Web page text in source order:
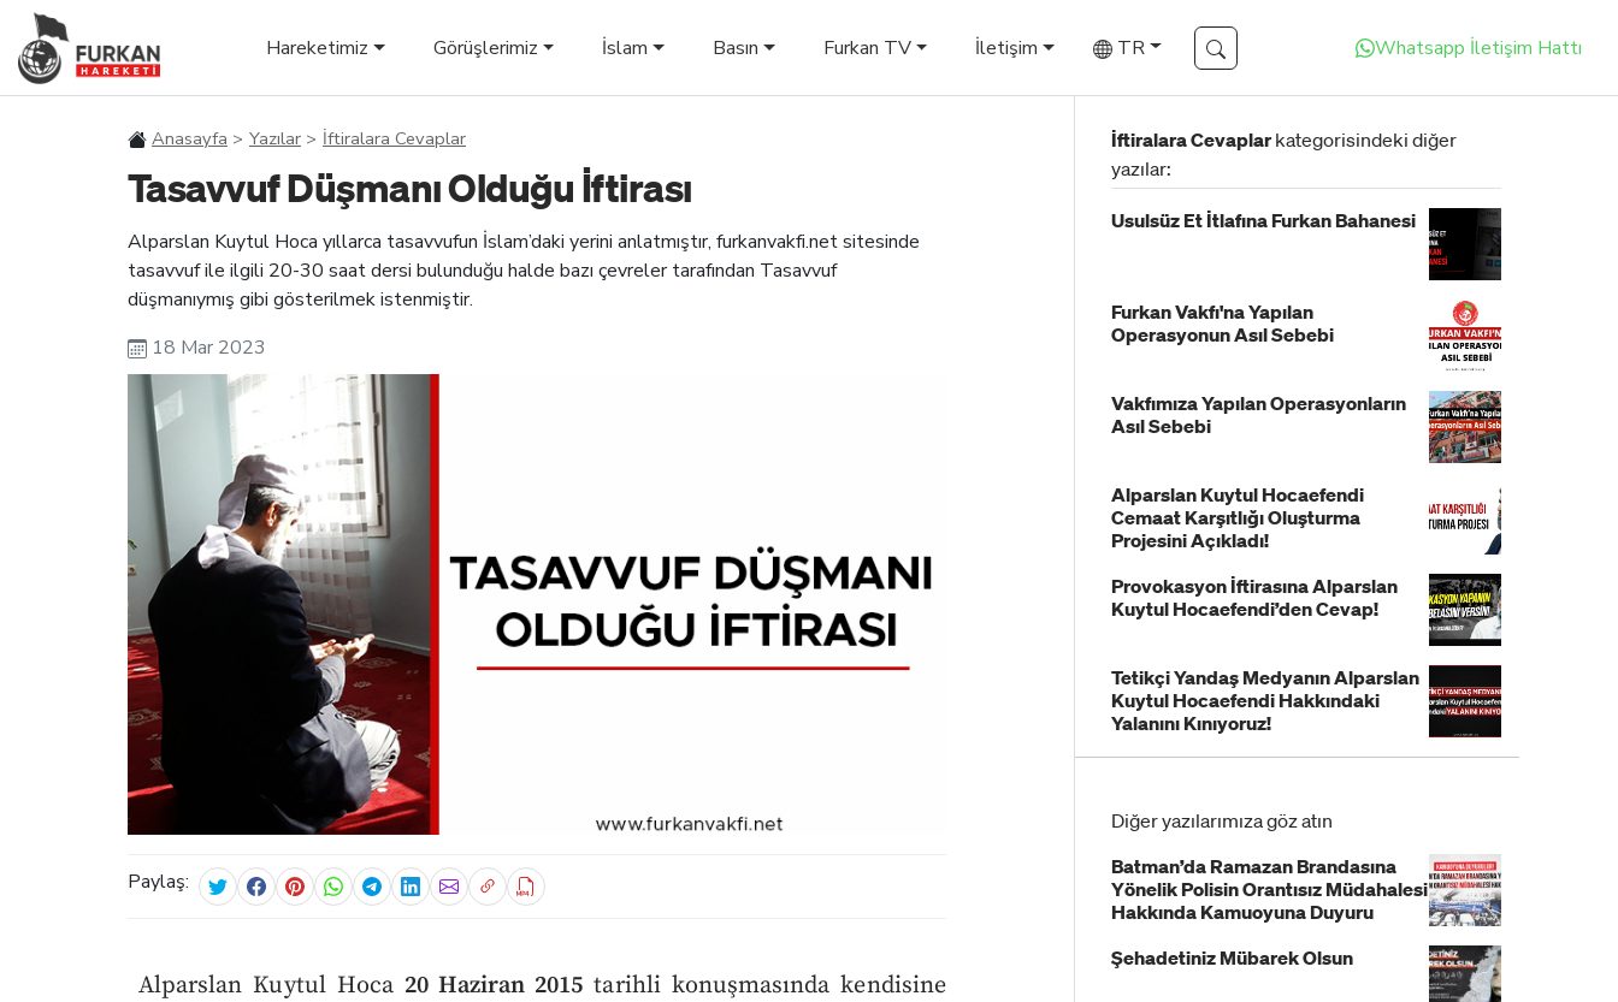
Hareketimiz Görüşlerimiz İslam Basın Furkan TV İletişim TR Whatsapp İletişim Hattı
Anasayfa Yazılar İftiralara Cevaplar
Tasavvuf Düşmanı Olduğu İftirası
Alparslan Kuytul Hoca yıllarca tasavvufun İslam’daki yerini anlatmıştır, furkanvakfi.net sitesinde
tasavvuf ile ilgili 20-30 saat dersi bulunduğu halde bazı çevreler tarafından Tasavvuf
düşmanıymış gibi gösterilmek istenmiştir.
18 Mar 2023
Paylaş:
Alparslan Kuytul Hoca 20 Haziran 2015 tarihli konuşmasında kendisine
İftiralara Cevaplarkategorisindeki diğer
yazılar:
Usulsüz Et İtlafına Furkan Bahanesi
Furkan Vakfı'na Yapılan
Operasyonun Asıl Sebebi
Vakfımıza Yapılan Operasyonların
Asıl Sebebi
Alparslan Kuytul Hocaefendi
Cemaat Karşıtlığı Oluşturma
Projesini Açıkladı!
Provokasyon İftirasına Alparslan
Kuytul Hocaefendi’den Cevap!
Tetikçi Yandaş Medyanın Alparslan
Kuytul Hocaefendi Hakkındaki
Yalanını Kınıyoruz!
Diğer yazılarımıza göz atın
Batman’da Ramazan Brandasına
Yönelik Polisin Orantısız Müdahalesi
Hakkında Kamuoyuna Duyuru
Şehadetiniz Mübarek Olsun